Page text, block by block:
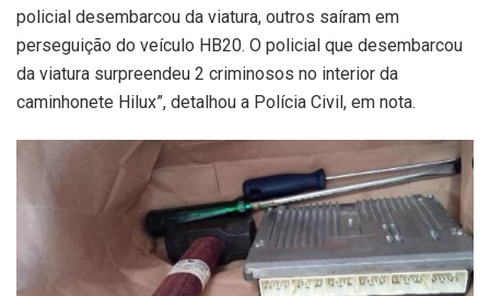
policial desembarcou da viatura, outros saíram em
perseguição do veículo HB20. O policial que desembarcou
da viatura surpreendeu 2 criminosos no interior da
caminhonete Hilux”, detalhou a Polícia Civil, em nota.